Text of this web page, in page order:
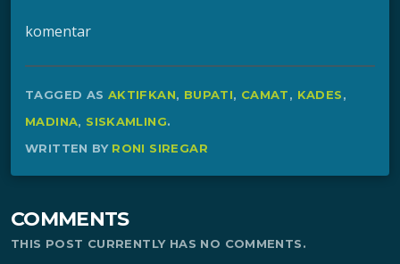
komentar
TAGGED AS AKTIFKAN, BUPATI, CAMAT, KADES,
MADINA, SISKAMLING.
WRITTEN BY RONI SIREGAR
COMMENTS
THIS POST CURRENTLY HAS NO COMMENTS.